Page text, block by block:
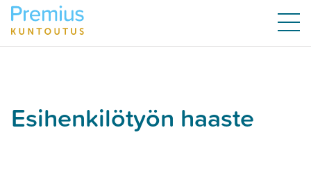
Esihenkilötyön haaste